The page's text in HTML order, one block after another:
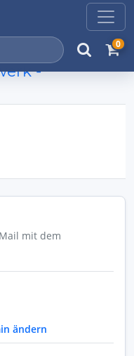
0
-
mit dem
ändern